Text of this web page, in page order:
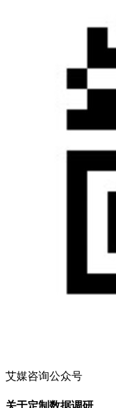
艾媒咨询公众号
关于定制数据调研